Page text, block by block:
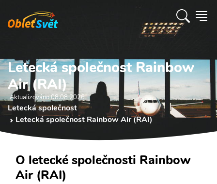
Letecká společnost Rainbow
Air (RAI)
Aktualizováno 08.08 2026
Letecká společnost
Letecká společnost Rainbow Air (RAI)
O letecké společnosti Rainbow
Air (RAI)